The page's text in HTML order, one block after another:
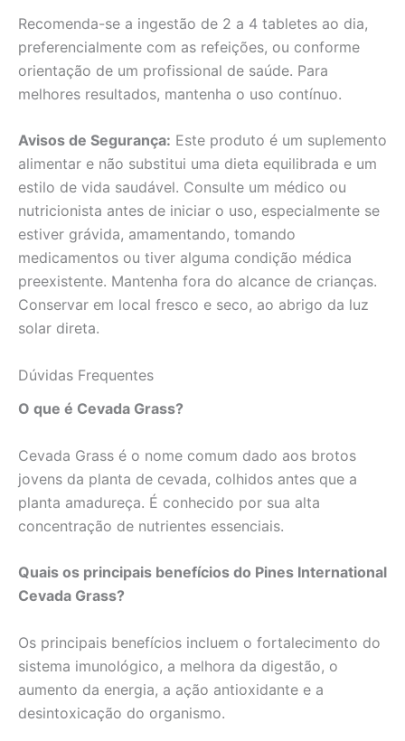
Recomenda-se a ingestão de 2 a 4 tabletes ao dia,
preferencialmente com as refeições, ou conforme
orientação de um profissional de saúde. Para
melhores resultados, mantenha o uso contínuo.
Avisos de Segurança: Este produto é um suplemento
alimentar e não substitui uma dieta equilibrada e um
estilo de vida saudável. Consulte um médico ou
nutricionista antes de iniciar o uso, especialmente se
estiver grávida, amamentando, tomando
medicamentos ou tiver alguma condição médica
preexistente. Mantenha fora do alcance de crianças.
Conservar em local fresco e seco, ao abrigo da luz
solar direta.
Dúvidas Frequentes
O que é Cevada Grass?
Cevada Grass é o nome comum dado aos brotos
jovens da planta de cevada, colhidos antes que a
planta amadureça. É conhecido por sua alta
concentração de nutrientes essenciais.
Quais os principais benefícios do Pines International
Cevada Grass?
Os principais benefícios incluem o fortalecimento do
sistema imunológico, a melhora da digestão, o
aumento da energia, a ação antioxidante e a
desintoxicação do organismo.